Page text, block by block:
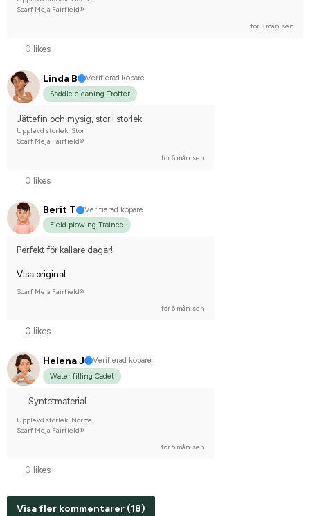
Scarf Meja Fairfield®
för 3 mån. sen
0 likes
Linda B
Verifierad köpare
Saddle cleaning Trotter
Jättefin och mysig, stor i storlek.
Upplevd storlek: Stor
Scarf Meja Fairfield®
för 6 mån. sen
0 likes
Berit T
Verifierad köpare
Field plowing Trainee
Perfekt för kallare dagar!
Visa original
Scarf Meja Fairfield®
för 6 mån. sen
0 likes
Helena J
Verifierad köpare
Water filling Cadet
Syntetmaterial
Upplevd storlek: Normal
Scarf Meja Fairfield®
för 5 mån. sen
0 likes
Visa fler kommentarer (18)